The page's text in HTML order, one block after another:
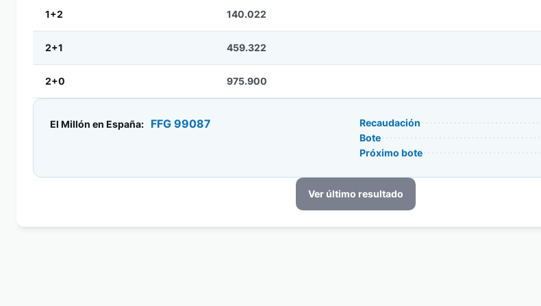
1+2 140.022
2+1 459.322
2+0 975.900
El Millón en España: FFG 99087 Recaudación
Bote
Próximo bote
Ver último resultado